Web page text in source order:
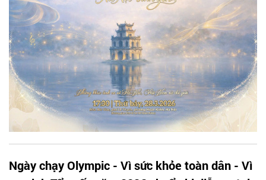
Ngày chạy Olympic - Vì sức khỏe toàn dân - Vì